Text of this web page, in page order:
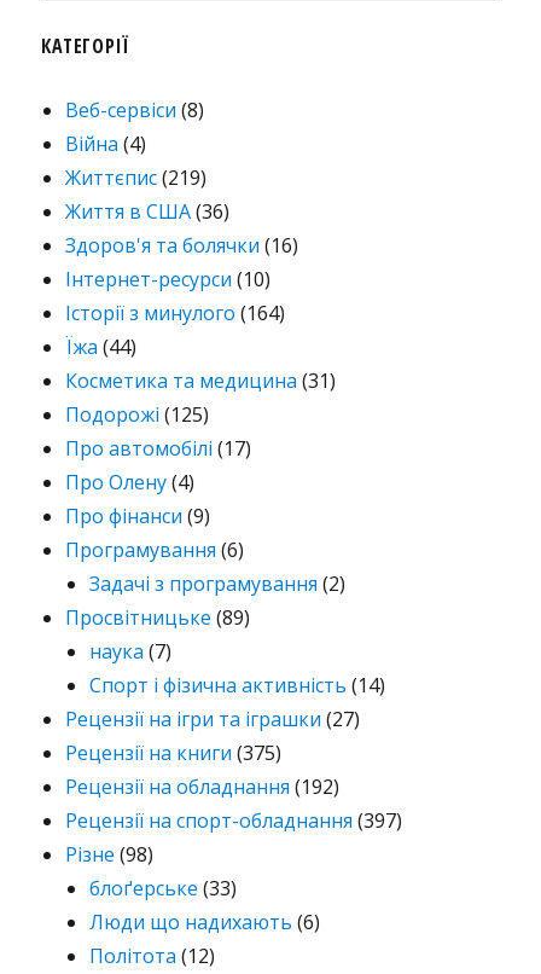
КАТЕГОРІЇ
Веб-сервіси (8)
Війна (4)
Життєпис(219)
Життя в США(36)
Здоров'я та болячки (16)
Інтернет-ресурси (10)
Історії з минулого (164)
Їжа (44)
Косметика та медицина (31)
Подорожі (125)
Про автомобілі (17)
Про Олену(4)
Про фінанси (9)
Програмування (6)
Задачі з програмування (2)
Просвітницьке (89)
наука (7)
Спорт і фізична активність (14)
Рецензії на ігри та іграшки (27)
Рецензії на книги (375)
Рецензії на обладнання (192)
Рецензії на спорт-обладнання (397)
Різне (98)
блоґерське (33)
Люди що надихають (6)
Політота (12)